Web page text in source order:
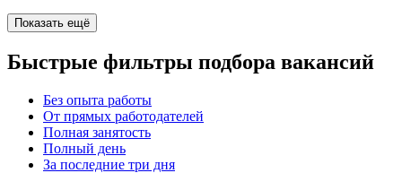
Показать ещё
Быстрые фильтры подбора вакансий
Без опыта работы
От прямых работодателей
Полная занятость
Полный день
За последние три дня